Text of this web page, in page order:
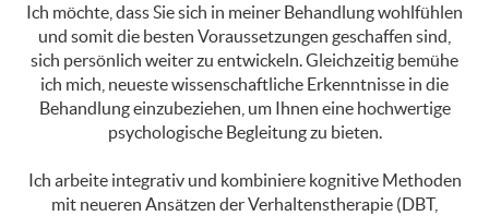
Ich möchte, dass Sie sich in meiner Behandlung wohlfühlen
und somit die besten Voraussetzungen geschaffen sind,
sich persönlich weiter zu entwickeln. Gleichzeitig bemühe
ich mich, neueste wissenschaftliche Erkenntnisse in die
Behandlung einzubeziehen, um Ihnen eine hochwertige
psychologische Begleitung zu bieten.
Ich arbeite integrativ und kombiniere kognitive Methoden
mit neueren Ansätzen der Verhaltenstherapie (DBT,